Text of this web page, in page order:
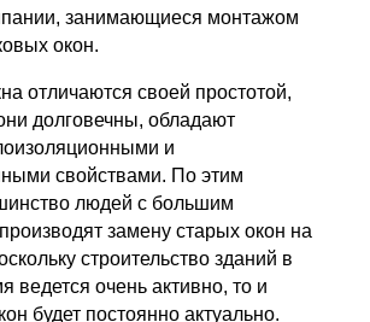
занимающиеся монтажом
окон.
отличаются своей простотой,
долговечны, обладают
и
свойствами. По этим
людей с большим
замену старых окон на
строительство зданий в
ведется очень активно, то и
будет постоянно актуально.